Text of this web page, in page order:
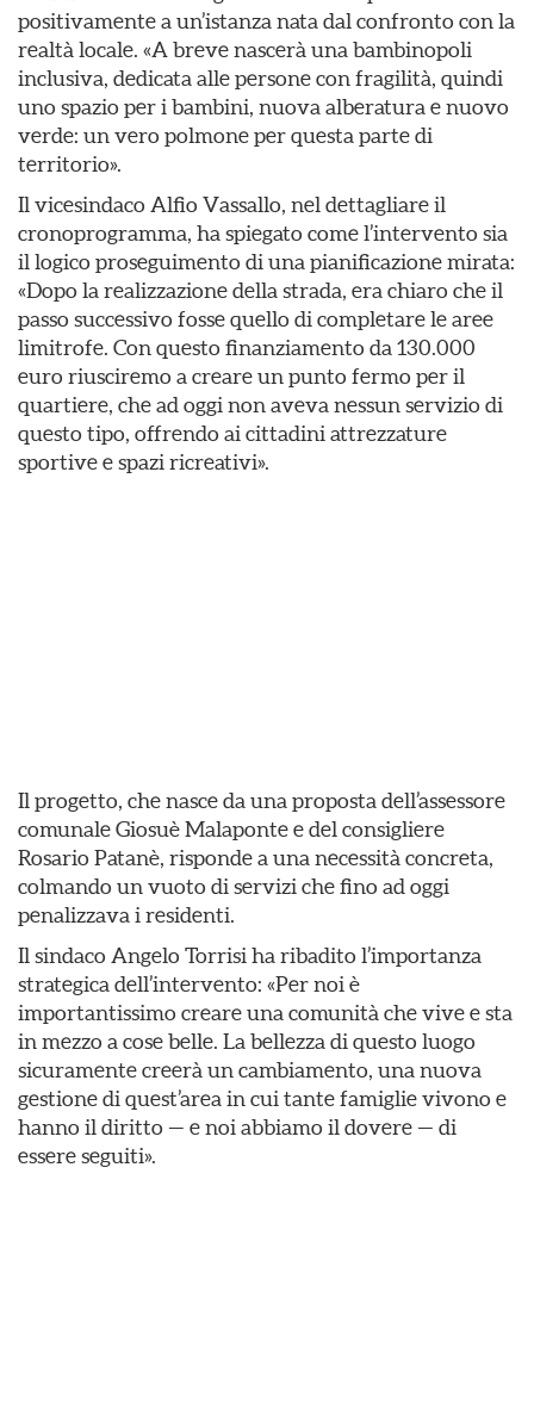
positivamente a un’istanza nata dal confronto con la
realtà locale. «A breve nascerà una bambinopoli
inclusiva, dedicata alle persone con fragilità, quindi
uno spazio per i bambini, nuova alberatura e nuovo
verde: un vero polmone per questa parte di
territorio».
Il vicesindaco Alfio Vassallo, nel dettagliare il
cronoprogramma, ha spiegato come l’intervento sia
il logico proseguimento di una pianificazione mirata:
«Dopo la realizzazione della strada, era chiaro che il
passo successivo fosse quello di completare le aree
limitrofe. Con questo finanziamento da 130.000
euro riusciremo a creare un punto fermo per il
quartiere, che ad oggi non aveva nessun servizio di
questo tipo, offrendo ai cittadini attrezzature
sportive e spazi ricreativi».
Il progetto, che nasce da una proposta dell’assessore
comunale Giosuè Malaponte e del consigliere
Rosario Patanè, risponde a una necessità concreta,
colmando un vuoto di servizi che fino ad oggi
penalizzava i residenti.
Il sindaco Angelo Torrisi ha ribadito l’importanza
strategica dell’intervento: «Per noi è
importantissimo creare una comunità che vive e sta
in mezzo a cose belle. La bellezza di questo luogo
sicuramente creerà un cambiamento, una nuova
gestione di quest’area in cui tante famiglie vivono e
hanno il diritto — e noi abbiamo il dovere — di
essere seguiti».